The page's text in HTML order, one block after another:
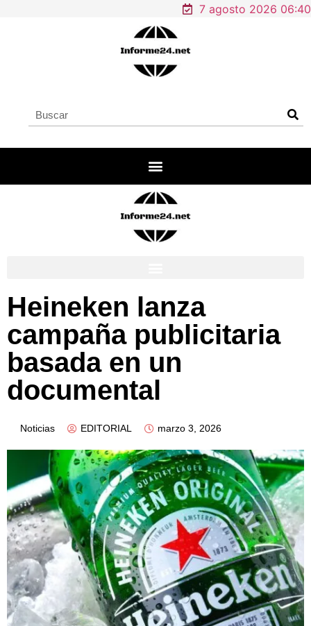
7 agosto 2026 06:40
Heineken lanza
campaña publicitaria
basada en un
documental
Noticias EDITORIAL marzo 3, 2026